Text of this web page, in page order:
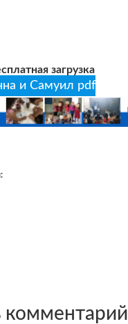
загрузка
и Самуил pdf
комментарий